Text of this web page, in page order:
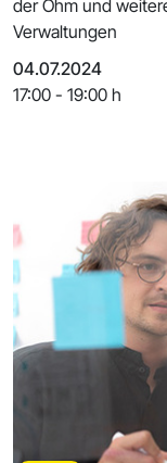
der Ohm und
Verwaltungen
04.07.2024
17:00 - 19:00 h